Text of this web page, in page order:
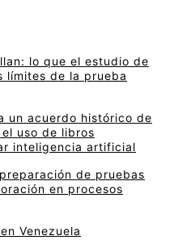
lo que el estudio de
límites de la prueba
un acuerdo histórico de
uso de libros
inteligencia artificial
de pruebas
en procesos
Venezuela